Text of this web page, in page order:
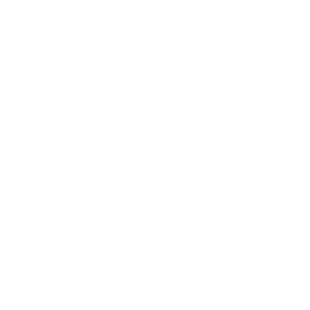
Mes partenaires à